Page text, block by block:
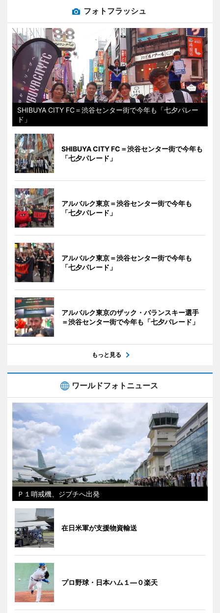
フォトフラッシュ
SHIBUYA CITY FC＝渋谷センター街で今年も「七夕パレー
ド」
SHIBUYA CITY FC＝渋谷センター街で今年も
「七夕パレード」
アルバルク東京＝渋谷センター街で今年も
「七夕パレード」
アルバルク東京＝渋谷センター街で今年も
「七夕パレード」
アルバルク東京のザック・バランスキー選手
＝渋谷センター街で今年も「七夕パレード」
もっと見る
ワールドフォトニュース
Ｐ１哨戒機、ジブチへ出発
在日米軍が支援物資輸送
プロ野球・日本ハム１―０楽天